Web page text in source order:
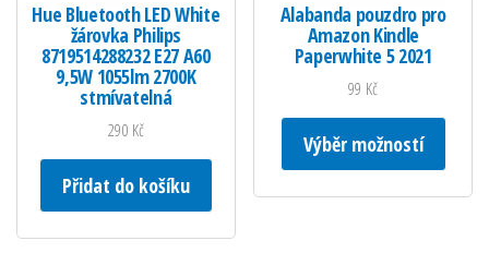
Hue Bluetooth LED White
žárovka Philips
8719514288232 E27 A60
9,5W 1055lm 2700K
stmívatelná
290 Kč
Přidat do košíku
Alabanda pouzdro pro
Amazon Kindle
Paperwhite 5 2021
99 Kč
Výběr možností
Tento